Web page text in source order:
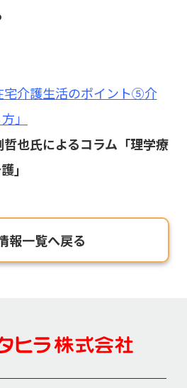
宅介護生活のポイント⑤介
」
也氏によるコラム「理学療
」
報一覧へ戻る